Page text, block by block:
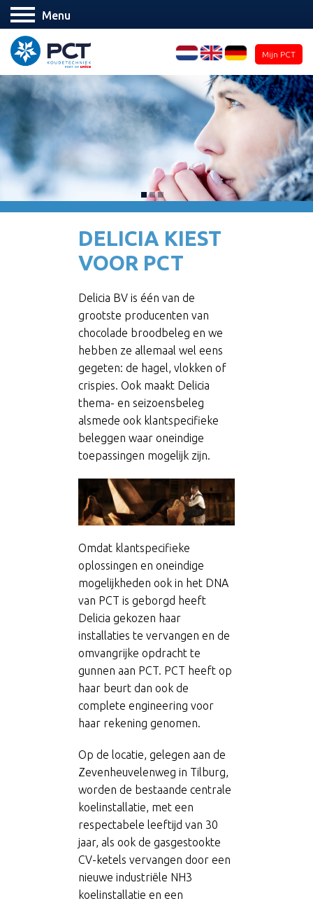
Menu
Mijn PCT
DELICIA KIEST
VOOR PCT
Delicia BV is één van de
grootste producenten van
chocolade broodbeleg en we
hebben ze allemaal wel eens
gegeten: de hagel, vlokken of
crispies. Ook maakt Delicia
thema- en seizoensbeleg
alsmede ook klantspecifieke
beleggen waar oneindige
toepassingen mogelijk zijn.
Omdat klantspecifieke
oplossingen en oneindige
mogelijkheden ook in het DNA
van PCT is geborgd heeft
Delicia gekozen haar
installaties te vervangen en de
omvangrijke opdracht te
gunnen aan PCT. PCT heeft op
haar beurt dan ook de
complete engineering voor
haar rekening genomen.
Op de locatie, gelegen aan de
Zevenheuvelenweg in Tilburg,
worden de bestaande centrale
koelinstallatie, met een
respectabele leeftijd van 30
jaar, als ook de gasgestookte
CV-ketels vervangen door een
nieuwe industriële NH3
koelinstallatie en een